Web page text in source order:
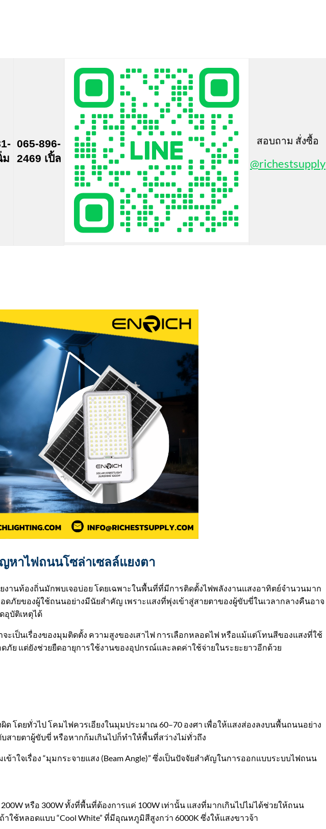
ม
065-896-
2469 เปิ้ล
สอบถาม สั่งซื้อ
@richestsupply
หาไฟถนนโซล่าเซลล์แยงตา
านท้องถิ่นมักพบเจอบ่อย โดยเฉพาะในพื้นที่ที่มีการติดตั้งไฟพลังงานแสงอาทิตย์จำนวนมาก
ภัยของผู้ใช้ถนนอย่างมีนัยสำคัญ เพราะแสงที่พุ่งเข้าสู่สายตาของผู้ขับขี่ในเวลากลางคืนอาจ
อุบัติเหตุได้
จะเป็นเรื่องของมุมติดตั้ง ความสูงของเสาไฟ การเลือกหลอดไฟ หรือแม้แต่โทนสีของแสงที่ใช้
ภัย แต่ยังช่วยยืดอายุการใช้งานของอุปกรณ์และลดค่าใช้จ่ายในระยะยาวอีกด้วย
โดยทั่วไป โคมไฟควรเอียงในมุมประมาณ 60–70 องศา เพื่อให้แสงส่องลงบนพื้นถนนอย่าง
สายตาผู้ขับขี่ หรือหากก้มเกินไปก็ทำให้พื้นที่สว่างไม่ทั่วถึง
าใจเรื่อง “มุมกระจายแสง (Beam Angle)” ซึ่งเป็นปัจจัยสำคัญในการออกแบบระบบไฟถนน
หรือ 300W ทั้งที่พื้นที่ต้องการแค่ 100W เท่านั้น แสงที่มากเกินไปไม่ได้ช่วยให้ถนน
ใช้หลอดแบบ “Cool White” ที่มีอุณหภูมิสีสูงกว่า 6000K ซึ่งให้แสงขาวจ้า